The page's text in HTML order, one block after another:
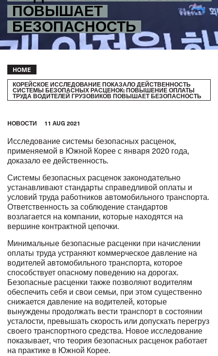
ПОВЫШАЕТ
БЕЗОПАСНОСТЬ
Breadcrumb
HOME
КОРЕЙСКОЕ ИССЛЕДОВАНИЕ ПОКАЗАЛО ДЕЙСТВЕННОСТЬ
СИСТЕМЫ БЕЗОПАСНЫХ РАСЦЕНОК: ПОВЫШЕНИЕ ОПЛАТЫ
ТРУДА ВОДИТЕЛЕЙ ГРУЗОВИКОВ ПОВЫШАЕТ БЕЗОПАСНОСТЬ
HОВОСТИ 11 AUG 2021
Исследованиесистемы безопасных расценок,
применяемой в Южной Корее с января 2020 года,
доказало ее действенность.
Системы безопасных расценок законодательно
устанавливают стандарты справедливой оплаты и
условий труда работников автомобильного транспорта.
Ответственность за соблюдение стандартов
возлагается на компании, которые находятся на
вершине контрактной цепочки.
Минимальные безопасные расценки при начислении
оплаты труда устраняют коммерческое давление на
водителей автомобильного транспорта, которое
способствует опасному поведению на дорогах.
Безопасные расценки также позволяют водителям
обеспечить себя и свои семьи, при этом существенно
снижается давление на водителей, которые
вынуждены продолжать вести транспорт в состоянии
усталости, превышать скорость или допускать перегруз
своего транспортного средства. Новое исследование
показывает, что теория безопасных расценок работает
на практике в Южной Корее.